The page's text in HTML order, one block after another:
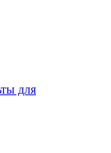
для